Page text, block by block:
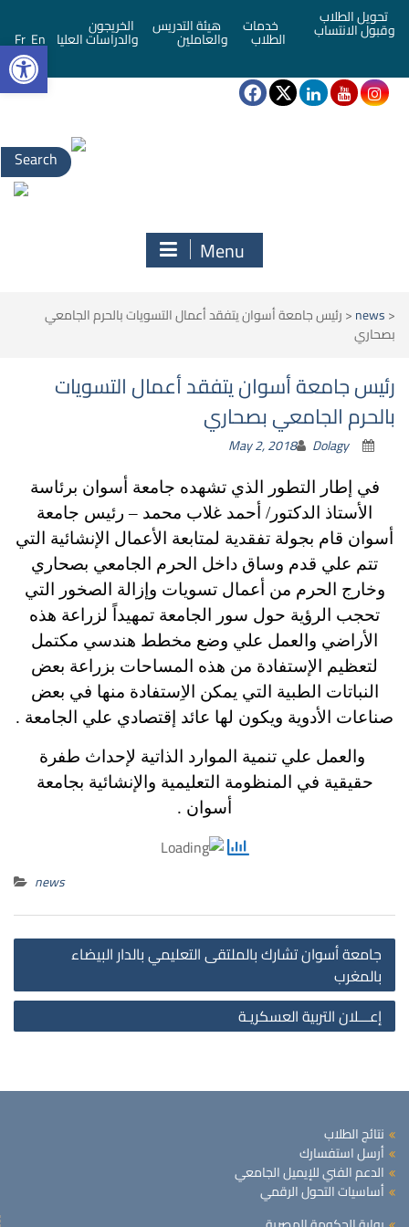
تحويل الطلاب
وقبول الانتساب خدمات
الطلاب
هيئة التدريس
والعاملين
الخريجون
والدراسات العليا En
Fr
Search
for:
Menu
<
news
<رئيس جامعة أسوان يتفقد أعمال التسويات بالحرم الجامعي
بصحاري
رئيس جامعة أسوان يتفقد أعمال التسويات
بالحرم الجامعي بصحاري
May 2, 2018 Dolagy
في إطار التطور الذي تشهده جامعة أسوان برئاسة
الأستاذ الدكتور/ أحمد غلاب محمد – رئيس جامعة
أسوان قام بجولة تفقدية لمتابعة الأعمال الإنشائية التي
تتم علي قدم وساق داخل الحرم الجامعي بصحاري
وخارج الحرم من أعمال تسويات وإزالة الصخور التي
تحجب الرؤية حول سور الجامعة تمهيداً لزراعة هذه
الأراضي والعمل علي وضع مخطط هندسي مكتمل
لتعظيم الإستفادة من هذه المساحات بزراعة بعض
النباتات الطبية التي يمكن الاِستفادة منها في بعض
صناعات الأدوية ويكون لها عائد إقتصادي علي الجامعة .
والعمل علي تنمية الموارد الذاتية لإحداث طفرة
حقيقية في المنظومة التعليمية والإنشائية بجامعة
أسوان .
news
جامعة أسوان تشارك بالملتقى التعليمي بالدار البيضاء
بالمغرب
إعـــلان التربية العسكريـة
نتائج الطلاب
أرسل استفسارك
الدعم الفني للإيميل الجامعي
أساسيات التحول الرقمي